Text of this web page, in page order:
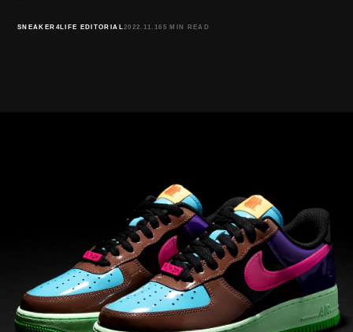
SNEAKER4LIFE EDITORIAL2022.11.16 5 MIN READ